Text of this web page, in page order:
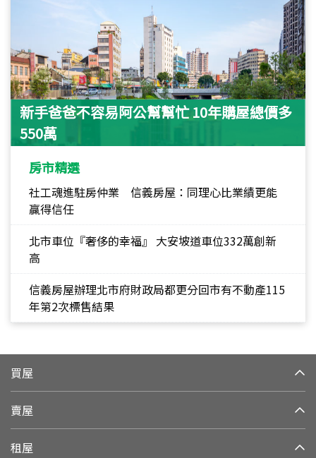
新手爸爸不容易阿公幫幫忙 10年購屋總價多
550萬
房市精選
社工魂進駐房仲業 信義房屋：同理心比業績更能
贏得信任
北市車位『奢侈的幸福』 大安坡道車位332萬創新
高
信義房屋辦理北市府財政局都更分回市有不動產115
年第2次標售結果
買屋
賣屋
租屋